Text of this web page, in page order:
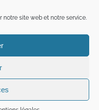
notre site web et notre service.